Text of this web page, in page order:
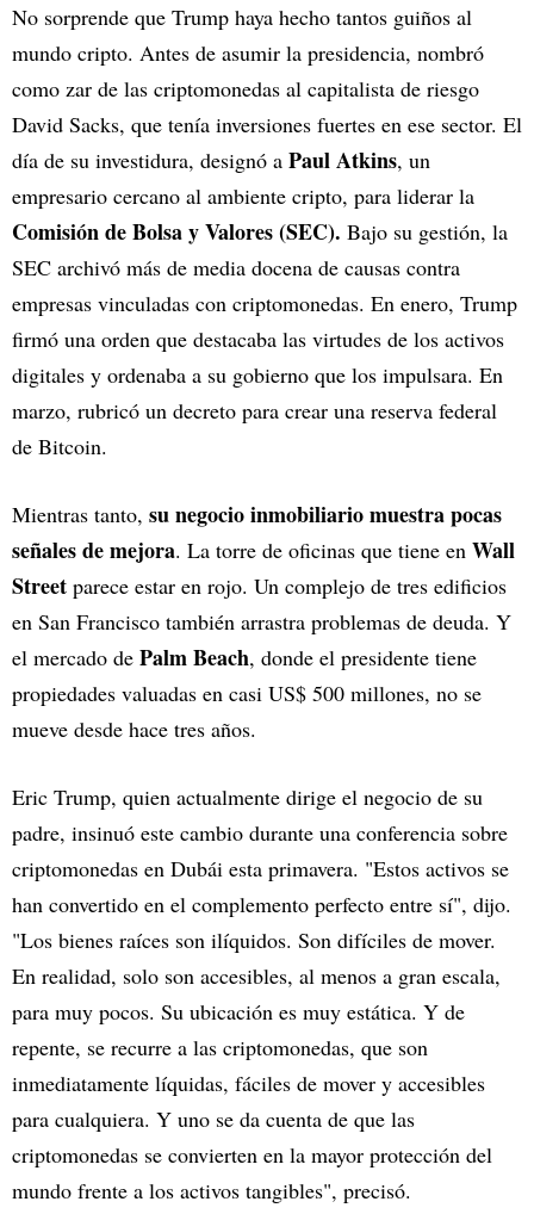
No sorprende que Trump haya hecho tantos guiños al
mundo cripto. Antes de asumir la presidencia, nombró
como zar de las criptomonedas al capitalista de riesgo
David Sacks, que tenía inversiones fuertes en ese sector. El
día de su investidura, designó a Paul Atkins, un
empresario cercano al ambiente cripto, para liderar la
Comisión de Bolsa y Valores (SEC). Bajo su gestión, la
SEC archivó más de media docena de causas contra
empresas vinculadas con criptomonedas. En enero, Trump
firmó una orden que destacaba las virtudes de los activos
digitales y ordenaba a su gobierno que los impulsara. En
marzo, rubricó un decreto para crear una reserva federal
de Bitcoin.
Mientras tanto, su negocio inmobiliario muestra pocas
señales de mejora. La torre de oficinas que tiene en Wall
Street parece estar en rojo. Un complejo de tres edificios
en San Francisco también arrastra problemas de deuda. Y
el mercado de Palm Beach, donde el presidente tiene
propiedades valuadas en casi US$ 500 millones, no se
mueve desde hace tres años.
Eric Trump, quien actualmente dirige el negocio de su
padre, insinuó este cambio durante una conferencia sobre
criptomonedas en Dubái esta primavera. "Estos activos se
han convertido en el complemento perfecto entre sí", dijo.
"Los bienes raíces son ilíquidos. Son difíciles de mover.
En realidad, solo son accesibles, al menos a gran escala,
para muy pocos. Su ubicación es muy estática. Y de
repente, se recurre a las criptomonedas, que son
inmediatamente líquidas, fáciles de mover y accesibles
para cualquiera. Y uno se da cuenta de que las
criptomonedas se convierten en la mayor protección del
mundo frente a los activos tangibles", precisó.